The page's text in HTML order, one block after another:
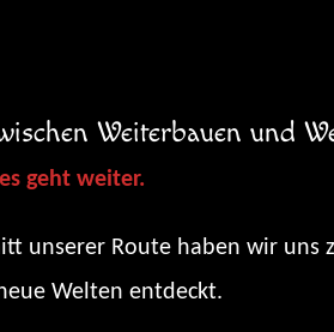
Weiterbauen und
geht weiter.
unserer Route haben wir
Welten entdeckt.